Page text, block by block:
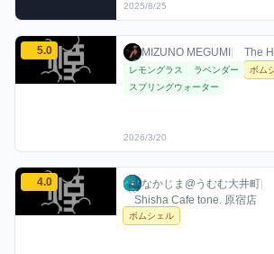
2025/8/25
MIZUNO MEGUMIのボムシェルミック
5.0 MIZUNO MEGUMI /
MIZUNO MEGUMI The
利用フレーバー
レモングラス ラベンダー
ボム
スプリングウォーター
評価
2026/3/20
なかじま@うむむ大井町のボムシェルミ
4.0 なかじま@うむむ大井
なかじま@うむむ大井町
Shisha Cafe tone. 原宿店
利用フレーバー
ボムシェル
評価